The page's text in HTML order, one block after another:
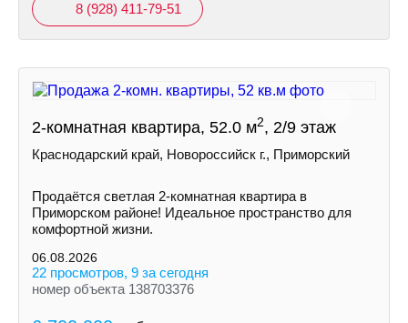
8 (928) 411-79-51
2-комнатная квартира, 52.0 м2, 2/9 этаж
Краснодарский край, Новороссийск г., Приморский
Продаётся светлая 2-комнатная квартира в
Приморском районе! Идеальное пространство для
комфортной жизни.
06.08.2026
22 просмотров, 9 за сегодня
номер объекта 138703376